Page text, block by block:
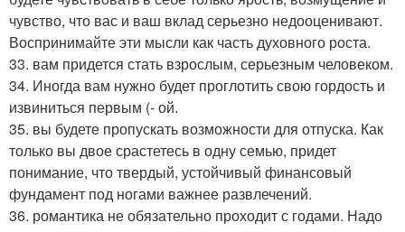
чувство, что вас и ваш вклад серьезно недооценивают.
Воспринимайте эти мысли как часть духовного роста.
33. вам придется стать взрослым, серьезным человеком.
34. Иногда вам нужно будет проглотить свою гордость и
извиниться первым (- ой.
35. вы будете пропускать возможности для отпуска. Как
только вы двое срастетесь в одну семью, придет
понимание, что твердый, устойчивый финансовый
фундамент под ногами важнее развлечений.
36. романтика не обязательно проходит с годами. Надо